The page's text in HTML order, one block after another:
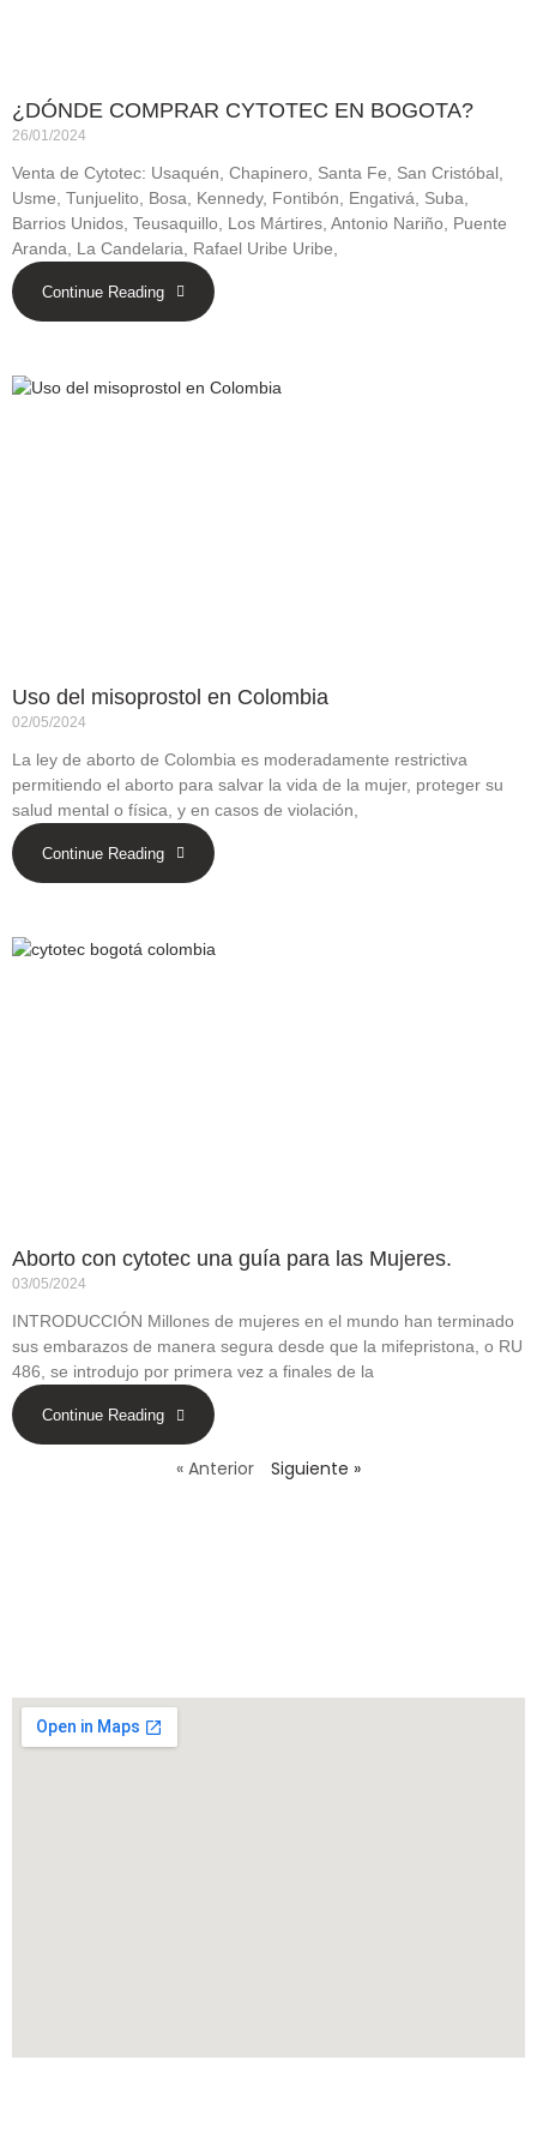
¿DÓNDE COMPRAR CYTOTEC EN BOGOTA?
26/01/2024
Venta de Cytotec: Usaquén, Chapinero, Santa Fe, San Cristóbal,
Usme, Tunjuelito, Bosa, Kennedy, Fontibón, Engativá, Suba,
Barrios Unidos, Teusaquillo, Los Mártires, Antonio Nariño, Puente
Aranda, La Candelaria, Rafael Uribe Uribe,
Continue Reading
Uso del misoprostol en Colombia
02/05/2024
La ley de aborto de Colombia es moderadamente restrictiva
permitiendo el aborto para salvar la vida de la mujer, proteger su
salud mental o física, y en casos de violación,
Continue Reading
Aborto con cytotec una guía para las Mujeres.
03/05/2024
INTRODUCCIÓN Millones de mujeres en el mundo han terminado
sus embarazos de manera segura desde que la mifepristona, o RU
486, se introdujo por primera vez a finales de la
Continue Reading
« Anterior Siguiente »